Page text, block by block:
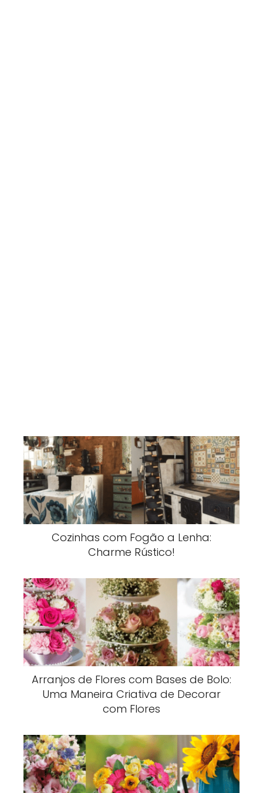
Cozinhas com Fogão a Lenha:
Charme Rústico!
Arranjos de Flores com Bases de Bolo:
Uma Maneira Criativa de Decorar
com Flores